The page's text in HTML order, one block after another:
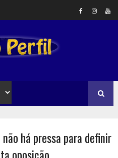
há pressa para definir